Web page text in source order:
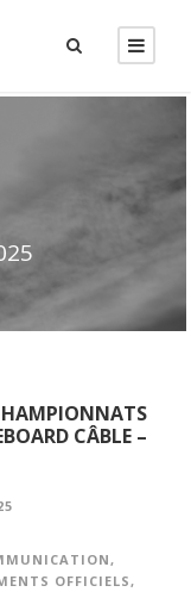
CÂBLE –
,
OFFICIELS,